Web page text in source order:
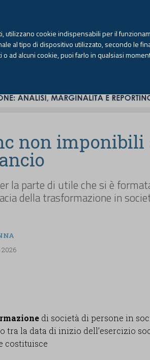
Venerdì, 7 agosto 2026 -
non imponibili
la parte di utile che si è
della trasformazione in
2026
di società di persone in
tra la data di inizio dell’esercizio
costituisce
utilizzano cookie indispensabili per il
al tipo di dispositivo utilizzato, secondo le
ad alcuni cookie, puoi farlo in qualsiasi